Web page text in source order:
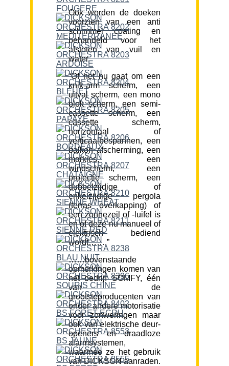
Ook worden de doeken
voorzien van een anti
schimmel coating en
behandeld voor het
afstoten van vuil en
water.
“Of het nu gaat om een
knik-arm scherm, een
uitval scherm, een mono
blok scherm, een semi-
cassette scherm, een
cassette scherm,
horizontaal of
verticaalbespannen, een
balkon afscherming, een
markies, een
windscherm, een
projectie scherm, een
dubbelzijdige of
enkelzijdige pergola
(terras overkapping) of
een zonnezeil of -luifel is
en of deze nu manueel of
elektrisch bediend
wordt…….”
……bovenstaande
opmerkingen komen van
het bedrijf SOMFY, één
van de
grootsteproducenten van
onder andere motorisatie
voor zonweringen maar
ook van elektrische deur-
openers en draadloze
alarmsystemen,
waarmee ze het gebruik
van DICKSON aanraden.